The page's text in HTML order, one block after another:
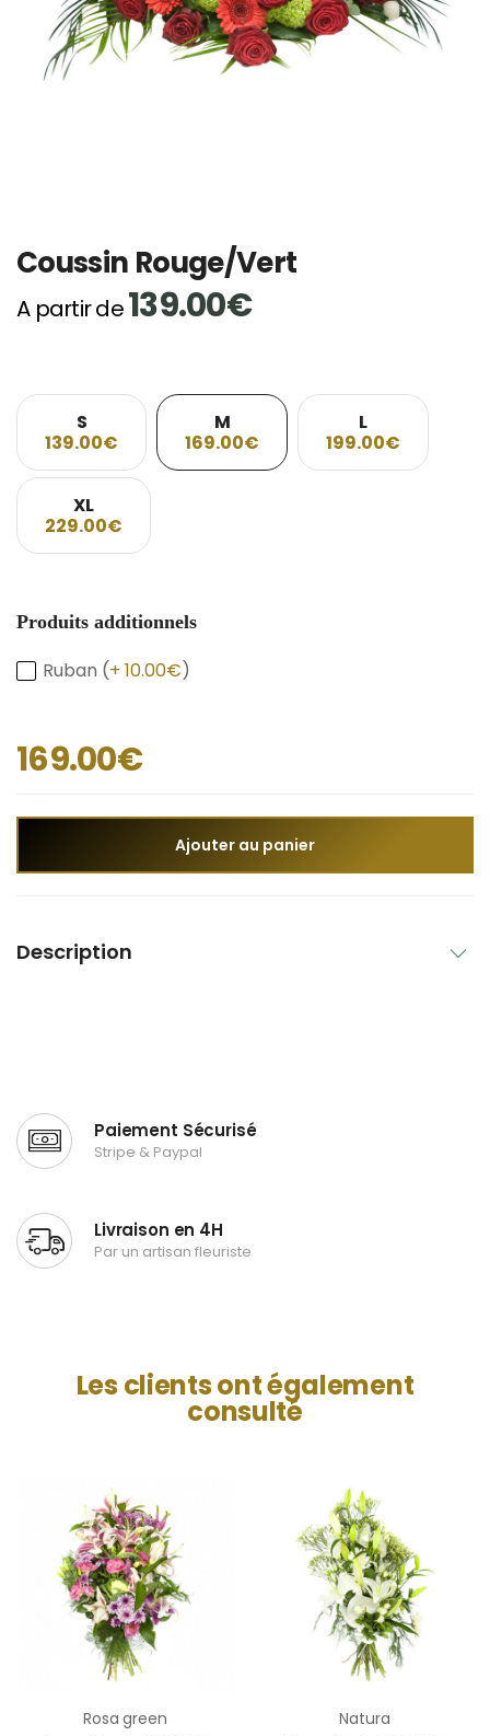
Coussin Rouge/Vert
A partir de139.00€
S
139.00€
M
169.00€
L
199.00€
XL
229.00€
Produits additionnels
Ruban (+ 10.00€)
169.00€
Ajouter au panier
Description
Paiement Sécurisé
Stripe & Paypal
Livraison en 4H
Par un artisan fleuriste
Les clients ont également
consulté
Rosa green Natura